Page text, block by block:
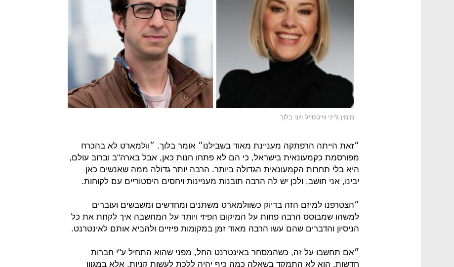
מימין ג'ייני ווייטסייג' ויוני בלוך
״זאת הייתה הרפתקה מעניינת מאוד בשבילנו״ אומר בלוך. ״וולמארט לא בהכרח
מפורסמת כקמעונאית בישראל, כי הם לא פתחו חנות כאן, אבל בארה"ב וברוב עולם,
היא בלי תחרות הקמעונאית הגדולה ביותר. הרבה יותר גדולה ממה שאנשים כאן
יבינו, אני חושב, ולכן יש לה הרבה תובנות מעניינות ויחסים היסטוריים עם לקוחות.
״הצטרפנו למיזם הזה בדיוק כשוולמארט משתנים ומחדשים ומשבשים ועוברים
למשהו שמבוסס הרבה פחות על המיקום הפיזי ויותר על המחשבה איך לקחת את כל
הניסיון והדברים שהם עשו הרבה מאוד זמן במקומות פיזיים ולהביא אותם לאינטרנט.
״אם תחשבו על זה, כשהמסחר באינטרנט החל, מפני שהוא התחיל ע"י חברות
חדשות, הוא לא התמקד בשאלה כמה כיף יהיה ללכת לעשות קניות, אלא במגוון